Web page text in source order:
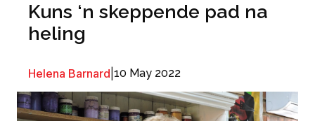
Kuns ‘n skeppende pad na
heling
Helena Barnard 10 May 2022